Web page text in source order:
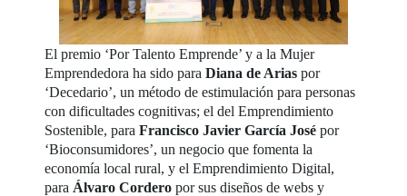
El premio ‘Por Talento Emprende’ y a la Mujer
Emprendedora ha sido paraDiana de Arias por
‘Decedario’, un método de estimulación para personas
con dificultades cognitivas; el del Emprendimiento
Sostenible, paraFrancisco Javier García José por
‘Bioconsumidores’, un negocio que fomenta la
economía local rural, y el Emprendimiento Digital,
para Álvaro Cordero por sus diseños de webs y